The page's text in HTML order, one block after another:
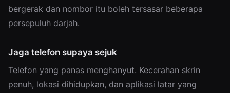
bergerak dan nombor itu boleh tersasar beberapa
persepuluh darjah.
Jaga telefon supaya sejuk
Telefon yang panas menghanyut. Kecerahan skrin
penuh, lokasi dihidupkan, dan aplikasi latar yang